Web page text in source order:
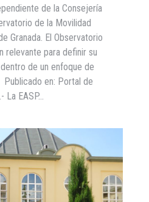
de la Consejería
de la Movilidad
Granada. El Observatorio
relevante para definir su
de un enfoque de
en: Portal de
La EASP…